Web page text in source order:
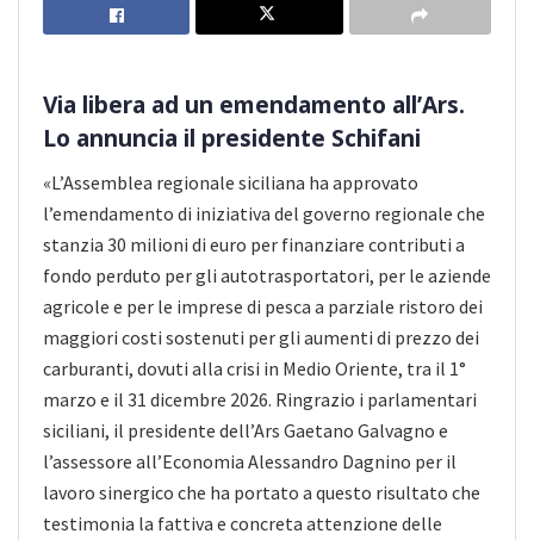
Via libera ad un emendamento all’Ars.
Lo annuncia il presidente Schifani
«L’Assemblea regionale siciliana ha approvato
l’emendamento di iniziativa del governo regionale che
stanzia 30 milioni di euro per finanziare contributi a
fondo perduto per gli autotrasportatori, per le aziende
agricole e per le imprese di pesca a parziale ristoro dei
maggiori costi sostenuti per gli aumenti di prezzo dei
carburanti, dovuti alla crisi in Medio Oriente, tra il 1°
marzo e il 31 dicembre 2026. Ringrazio i parlamentari
siciliani, il presidente dell’Ars Gaetano Galvagno e
l’assessore all’Economia Alessandro Dagnino per il
lavoro sinergico che ha portato a questo risultato che
testimonia la fattiva e concreta attenzione delle